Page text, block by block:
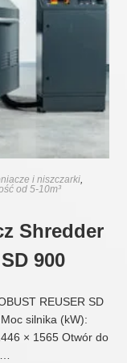
i niszczarki,
od 5-10m³
Shredder
900
REUSER SD
silnika (kW):
× 1565 Otwór do